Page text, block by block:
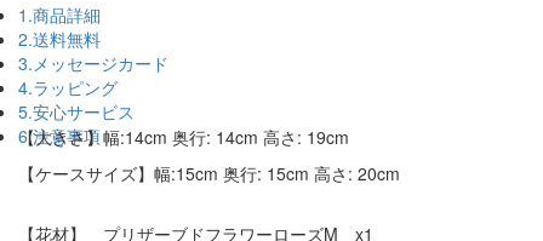
1.商品詳細
2.送料無料
3.メッセージカード
4.ラッピング
5.安心サービス
6.注意事項
【大きさ】幅:14cm 奥行: 14cm 高さ: 19cm
【ケースサイズ】幅:15cm 奥行: 15cm 高さ: 20cm
【花材】 プリザーブドフラワーローズM x1